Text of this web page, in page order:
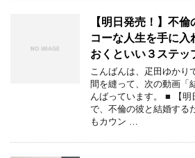
【明日発売！】不
コーな人生を手に入
おくといい３ステッ
こんばんは、疋田ゆかり
間を縫って、次の動画「
んばっています。 ■ 【明
で、不倫の彼と結婚す
もカウン …